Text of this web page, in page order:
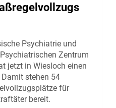
Psychiatrie und
Zentrum
jetzt in Wiesloch einen
stehen 54
für
bereit.